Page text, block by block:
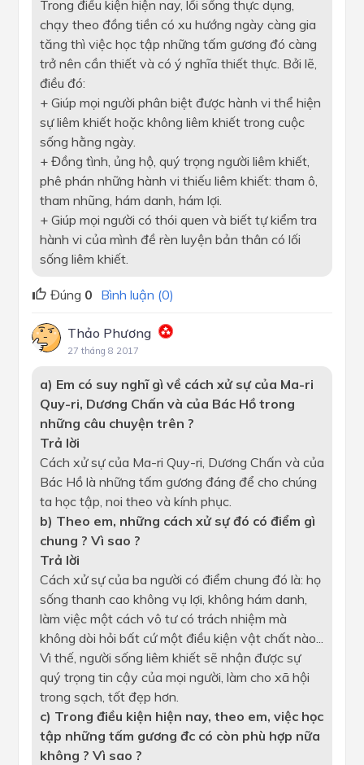
Trong điều kiện hiện nay, lối sống thực dụng,
chạy theo đồng tiền có xu hướng ngày càng gia
tăng thì việc học tập những tấm gương đó càng
trở nên cần thiết và có ý nghĩa thiết thực. Bởi lẽ,
điều đó:
+ Giúp mọi người phân biệt được hành vi thể hiện
sự liêm khiết hoặc không liêm khiết trong cuộc
sống hằng ngày.
+ Đồng tình, ủng hộ, quý trọng người liêm khiết,
phê phán những hành vi thiếu liêm khiết: tham ô,
tham nhũng, hám danh, hám lợi.
+ Giúp mọi người có thói quen và biết tự kiểm tra
hành vi của mình đề rèn luyện bản thân có lối
sống liêm khiết.
Đúng 0 Bình luận (0)
Thảo Phương
27 tháng 8 2017
a) Em có suy nghĩ gì về cách xử sự của Ma-ri
Quy-ri, Dương Chấn và của Bác Hồ trong
những câu chuyện trên ?
Trả lời
Cách xử sự của Ma-ri Quy-ri, Dương Chấn và của
Bác Hồ là những tấm gương đáng để cho chúng
ta học tập, noi theo và kính phục.
b) Theo em, những cách xử sự đó có điểm gì
chung ? Vì sao ?
Trả lời
Cách xử sự của ba người có điểm chung đó là: họ
sống thanh cao không vụ lợi, không hám danh,
làm việc một cách vô tư có trách nhiệm mà
không dòi hỏi bất cứ một điều kiện vật chất nào...
Vì thế, người sống liêm khiết sẽ nhận được sự
quý trọng tin cậy của mọi người, làm cho xã hội
trong sạch, tốt đẹp hơn.
c) Trong điều kiện hiện nay, theo em, việc học
tập những tấm gương đc có còn phù hợp nữa
không ? Vì sao ?